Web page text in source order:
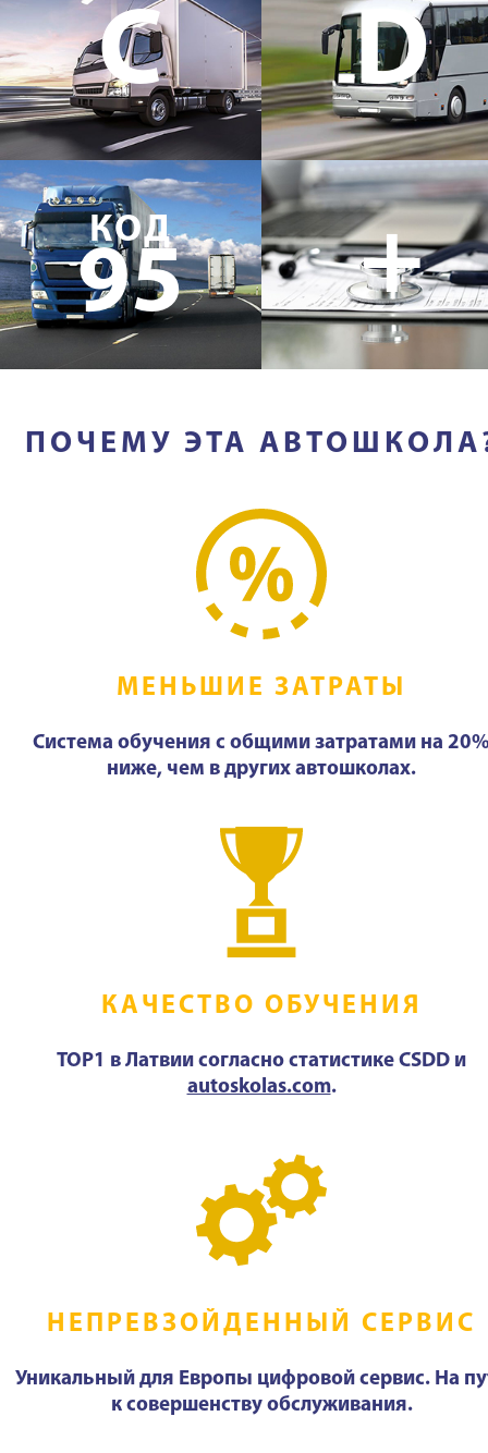
C
D
КОД
95 +
ПОЧЕМУ ЭТА
МЕНЬШИЕ ЗАТРАТЫ
Система обучения с общими затратами на
ниже, чем в других автошколах.
КАЧЕСТВО ОБУЧЕНИЯ
TOP1 в Латвии согласно статистике CSDD и
autoskolas.com.
НЕПРЕВЗОЙДЕННЫЙ СЕРВИС
Уникальный для Европы цифровой сервис. На
к совершенству обслуживания.